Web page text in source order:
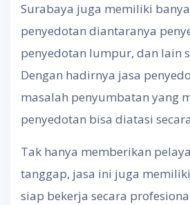
Surabaya juga memiliki
penyedotan diantaranya
penyedotan lumpur, dan lain
Dengan hadirnya jasa
masalah penyumbatan yang
penyedotan bisa diatasi
Tak hanya memberikan
tanggap, jasa ini juga
siap bekerja secara